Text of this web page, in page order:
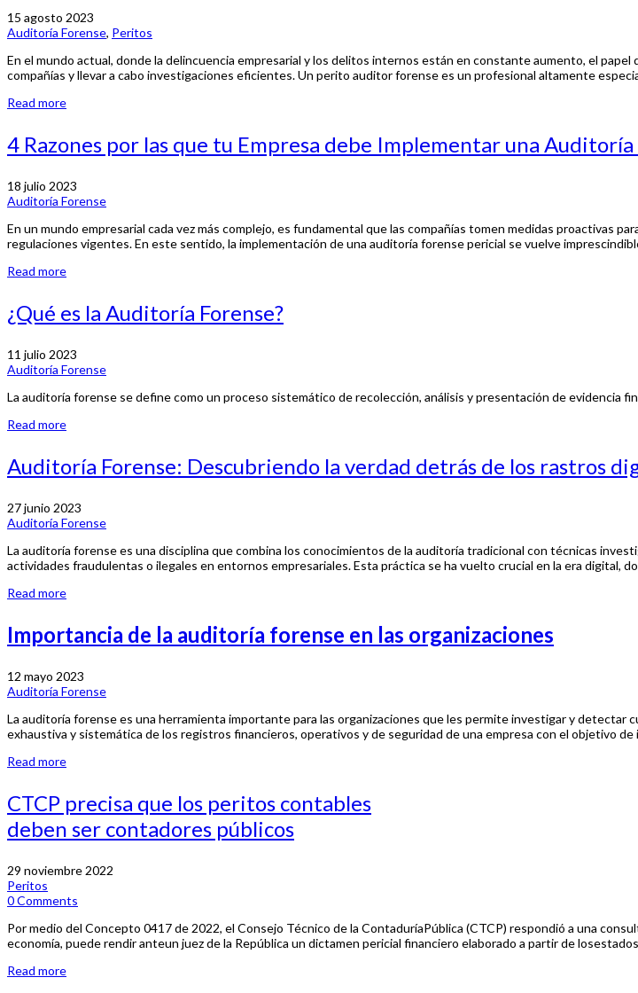
15 agosto 2023
Auditoría Forense, Peritos
En el mundo actual, donde la delincuencia empresarial y los delitos internos están en constante aumento, el
compañías y llevar a cabo investigaciones eficientes. Un perito auditor forense es un profesional altamente
Read more
4 Razones por las que tu Empresa debe Implementar una
18 julio 2023
Auditoría Forense
En un mundo empresarial cada vez más complejo, es fundamental que las compañías tomen medidas proactivas
regulaciones vigentes. En este sentido, la implementación de una auditoría forense pericial se vuelve
Read more
¿Qué es la Auditoría Forense?
11 julio 2023
Auditoría Forense
La auditoría forense se define como un proceso sistemático de recolección, análisis y presentación de evidencia
Read more
Auditoría Forense: Descubriendo la verdad detrás de los rastros
27 junio 2023
Auditoría Forense
La auditoría forense es una disciplina que combina los conocimientos de la auditoría tradicional con técnicas
actividades fraudulentas o ilegales en entornos empresariales. Esta práctica se ha vuelto crucial en la era digital,
Read more
Importancia de la auditoría forense en las organizaciones
12 mayo 2023
Auditoría Forense
La auditoría forense es una herramienta importante para las organizaciones que les permite investigar y detectar
exhaustiva y sistemática de los registros financieros, operativos y de seguridad de una empresa con el objetivo
Read more
CTCP precisa que los peritos contables
deben ser contadores públicos
29 noviembre 2022
Peritos
0 Comments
Por medio del Concepto 0417 de 2022, el Consejo Técnico de la ContaduríaPública (CTCP) respondió a una
economía, puede rendir anteun juez de la República un dictamen pericial financiero elaborado a partir de
Read more